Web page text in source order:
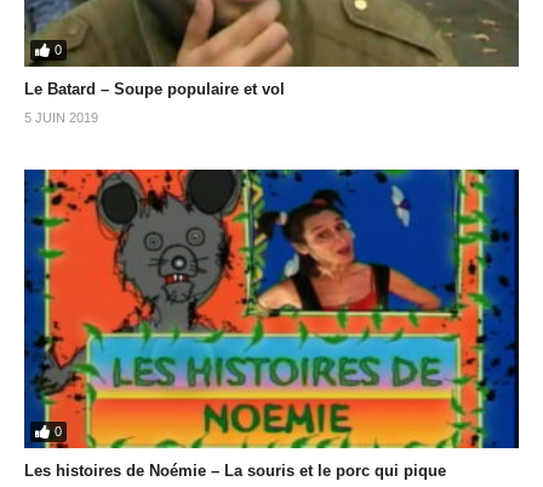
0
Le Batard – Soupe populaire et vol
5 JUIN 2019
0
Les histoires de Noémie – La souris et le porc qui pique